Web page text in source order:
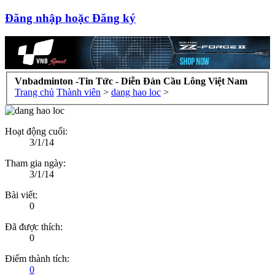
Đăng nhập hoặc Đăng ký
Vnbadminton -Tin Tức - Diễn Đàn Cầu Lông Việt Nam
Trang chủ Thành viên > dang hao loc >
Hoạt động cuối:
3/1/14
Tham gia ngày:
3/1/14
Bài viết:
0
Đã được thích:
0
Điểm thành tích:
0